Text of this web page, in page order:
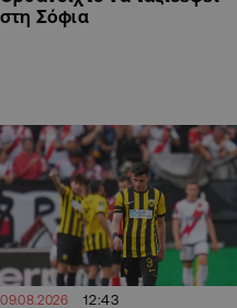
στη Σόφια
09.08.2026 12:43